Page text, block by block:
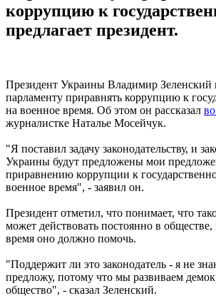
коррупцию к
предлагает президент.
Президент Украины Владимир Зеленский
парламенту приравнять коррупцию к
на военное время. Об этом он рассказал
журналистке Наталье Мосейчук.
"Я поставил задачу законодательству, и
Украины будут предложены мои
приравнению коррупции к
военное время", - заявил он.
Президент отметил, что понимает, что
может действовать постоянно в
время оно должно помочь.
"Поддержит ли это законодатель - я не
предложу, потому что мы развиваем
общество", - сказал Зеленский.